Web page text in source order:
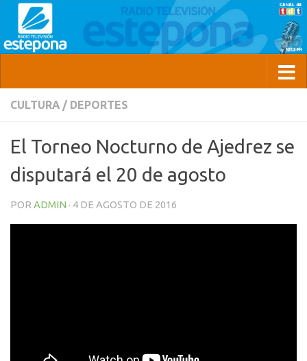
CULTURA / DEPORTES
El Torneo Nocturno de Ajedrez se
disputará el 20 de agosto
POR ADMIN · 4 DE AGOSTO DE 2016